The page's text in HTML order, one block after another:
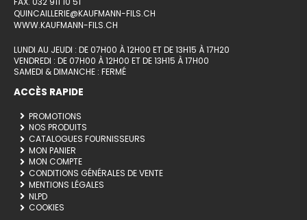
QUINCAILLERIE@KAUFMANN-FILS.CH
WWW.KAUFMANN-FILS.CH
LUNDI AU JEUDI : DE 07H00 À 12H00 ET DE 13H15 À 17H20
VENDREDI : DE 07H00 À 12H00 ET DE 13H15 À 17H00
SAMEDI & DIMANCHE : FERMÉ
ACCÈS RAPIDE
PROMOTIONS
NOS PRODUITS
CATALOGUES FOURNISSEURS
MON PANIER
MON COMPTE
CONDITIONS GÉNÉRALES DE VENTE
MENTIONS LÉGALES
NLPD
COOKIES